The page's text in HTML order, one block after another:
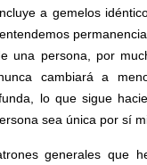
a gemelos
una persona, por
cambiará a
lo que sigue
sea única por sí
generales que